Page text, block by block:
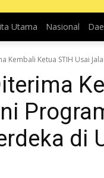
Utama Nasional
Kembali Ketua STIH Usai
di